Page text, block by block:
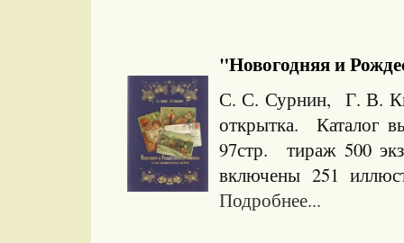
"Новогодняя и
С. С. Сурнин, Г. В.
открытка. Каталог
97стр. тираж 500
включены 251
Подробнее...